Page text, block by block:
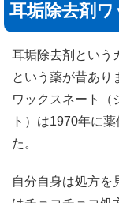
耳垢除去剤
耳垢除去剤という
という薬が昔あり
ワックスネート（
ト）は1970年に
た。
自分自身は処方を